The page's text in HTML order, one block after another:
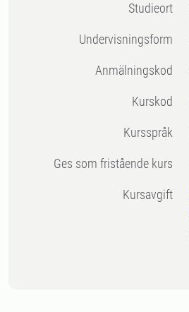
Studieort
Undervisningsform
Anmälningskod
Kurskod
Kursspråk
Ges som fristående kurs
Kursavgift